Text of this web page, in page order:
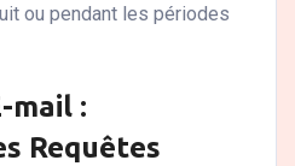
ou pendant les périodes
mail :
Requêtes